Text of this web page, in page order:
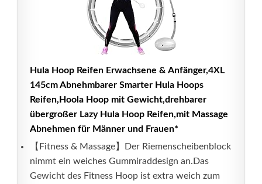
Hula Hoop Reifen Erwachsene & Anfänger,4XL
145cm Abnehmbarer Smarter Hula Hoops
Reifen,Hoola Hoop mit Gewicht,drehbarer
übergroßer Lazy Hula Hoop Reifen,mit Massage
Abnehmen für Männer und Frauen*
【Fitness & Massage】Der Riemenscheibenblock
nimmt ein weiches Gummiraddesign an.Das
Gewicht des Fitness Hoop ist extra weich zum